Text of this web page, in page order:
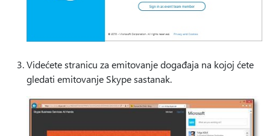
Videćete stranicu za emitovanje događaja na kojoj ćete
gledati emitovanje Skype sastanak.